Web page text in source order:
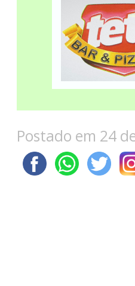
Postado em 24